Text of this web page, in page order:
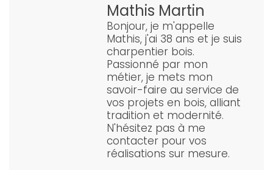
Mathis Martin
Bonjour, je m'appelle
Mathis, j'ai 38 ans et je suis
charpentier bois.
Passionné par mon
métier, je mets mon
savoir-faire au service de
vos projets en bois, alliant
tradition et modernité.
N'hésitez pas à me
contacter pour vos
réalisations sur mesure.